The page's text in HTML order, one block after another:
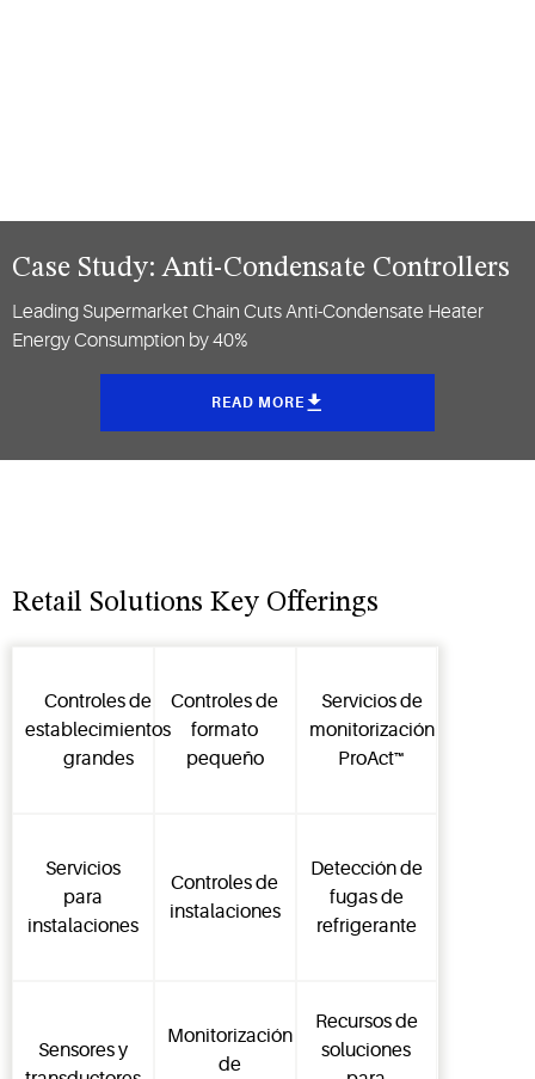
Case Study: Anti-Condensate Controllers
Leading Supermarket Chain Cuts Anti-Condensate Heater
Energy Consumption by 40%
READ MORE
Retail Solutions Key Offerings
Controles de
establecimientos
grandes
Controles de
formato
pequeño
Servicios de
monitorización
ProAct™
Servicios
para
instalaciones
Controles de
instalaciones
Detección de
fugas de
refrigerante
Sensores y
Monitorización
de
Recursos de
soluciones